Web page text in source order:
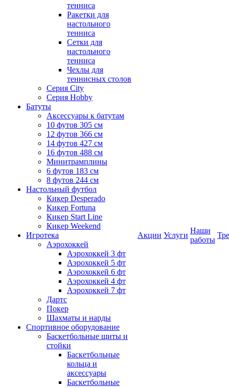
тенниса
Ракетки для
настольного
тенниса
Сетки для
настольного
тенниса
Чехлы для
теннисных столов
Серия City
Серия Hobby
Батуты
Аксессуары к батутам
10 футов 305 см
12 футов 366 см
14 футов 427 см
16 футов 488 см
Минитрамплины
6 футов 183 см
8 футов 244 см
Настольный футбол
Кикер Desperado
Кикер Fortuna
Кикер Start Line
Кикер Weekend
Игротека
Аэрохоккей
Аэрохоккей 3 фт
Аэрохоккей 5 фт
Аэрохоккей 6 фт
Аэрохоккей 4 фт
Аэрохоккей 7 фт
Дартс
Покер
Шахматы и нарды
Спортивное оборудование
Баскетбольные щиты и
стойки
Баскетбольные
кольца и
аксессуары
Баскетбольные
Акции Услуги
Наши
работы